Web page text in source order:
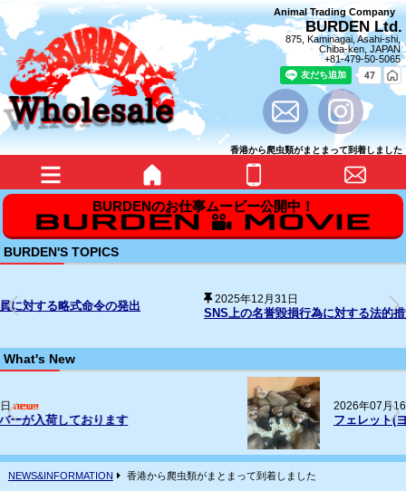
Animal Trading Company
BURDEN Ltd.
875, Kaminagai, Asahi-shi,
Chiba-ken, JAPAN
+81-479-50-5065
香港から爬虫類がまとまって到着しました
BURDEN'S TOPICS
2025年12月31日
SNS上の名誉毀損行為に対する法的措置の経過について
What's New
フェレット(ヨーロッパCB)の輸入
NEWS&INFORMATION 香港から爬虫類がまとまって到着しました